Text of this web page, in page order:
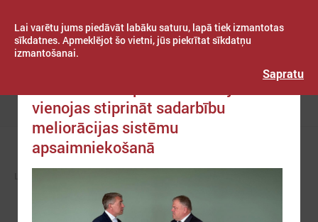
Lai varētu jums piedāvāt labāku saturu, lapā tiek izmantotas
sīkdatnes. Apmeklējot šo vietni, jūs piekrītat sīkdatņu
izmantošanai.
Sapratu
Izvēlne
vienojas stiprināt sadarbību
meliorācijas sistēmu
apsaimniekošanā